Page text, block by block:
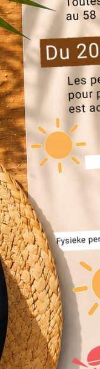
zal ik een
u boven aan
een woning
Een
ik doen ?